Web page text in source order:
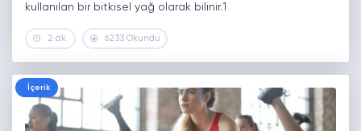
kullanılan bir bitkisel yağ olarak bilinir.1
2 dk. 6233 Okundu
İçerik